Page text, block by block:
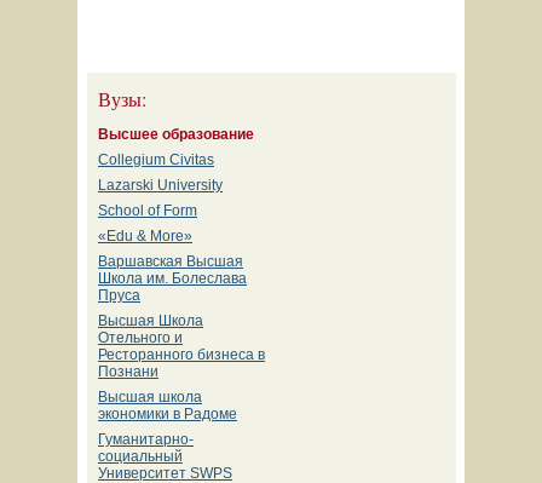
Вузы:
Высшее образование
Collegium Civitas
Lazarski University
School of Form
«Edu & More»
Варшавская Высшая
Школа им. Болеслава
Пруса
Высшая Школа
Отельного и
Ресторанного бизнеса в
Познани
Высшая школа
экономики в Радоме
Гуманитарно-
социальный
Университет SWPS